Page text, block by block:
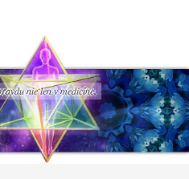
nie len v medicíne.